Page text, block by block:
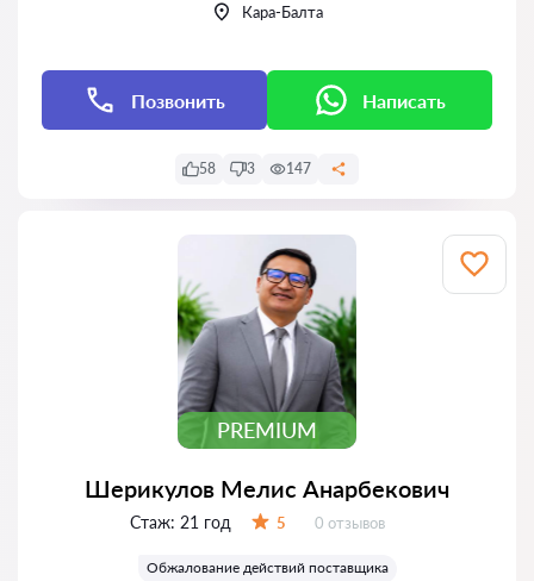
Кара-Балта
Позвонить Написать
58 3 147
PREMIUM
Шерикулов Мелис Анарбекович
Стаж: 21 год 5 Отзывов:
0 отзывов
Обжалование действий поставщика